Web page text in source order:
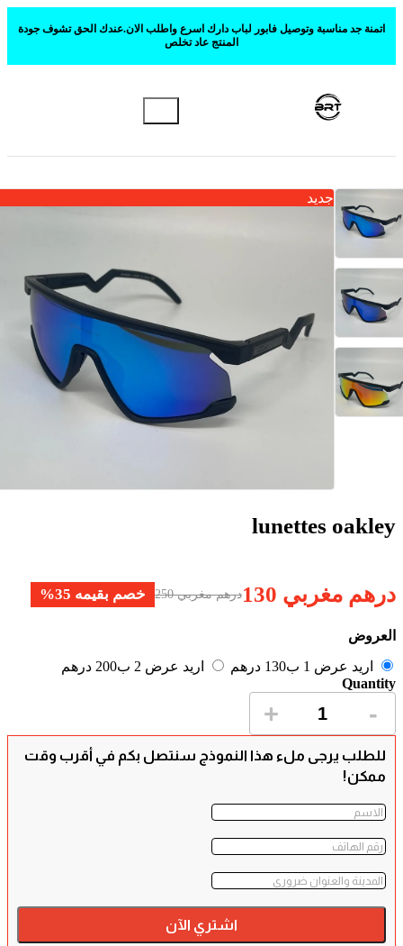
اتمنة جد مناسبة وتوصيل فابور لباب دارك اسرع واطلب الان.عندك الحق تشوف جودة
المنتج عاد تخلص
جديد
lunettes oakley
درهم مغربي 130 درهم مغربي 250 خصم بقيمه 35%
العروض
اريد عرض 1 ب130 درهم
اريد عرض 2 ب200 درهم
Quantity
-
+
للطلب يرجى ملء هذا النموذج سنتصل بكم في أقرب وقت
ممكن!
اشتري الآن